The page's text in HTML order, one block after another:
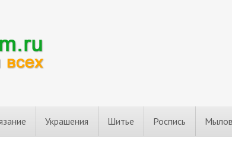
Украшения Шитье Роспись